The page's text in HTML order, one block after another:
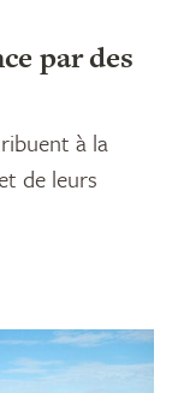
par des
à la
de leurs